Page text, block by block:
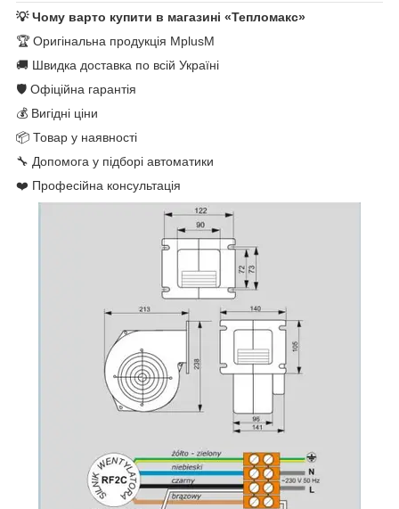
💡 Чому варто купити в магазині «Тепломакс»
🏆 Оригінальна продукція MplusM
🚚 Швидка доставка по всій Україні
🛡 Офіційна гарантія
💰 Вигідні ціни
📦 Товар у наявності
🔧 Допомога у підборі автоматики
❤️ Професійна консультація